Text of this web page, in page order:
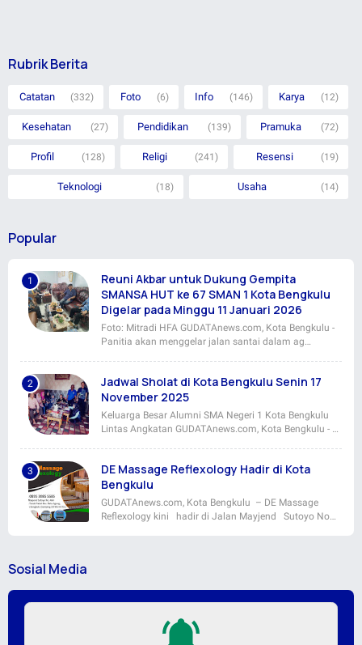
Rubrik Berita
Catatan (332) Foto (6) Info (146) Karya (12)
Kesehatan (27) Pendidikan (139) Pramuka (72)
Profil (128) Religi (241) Resensi (19)
Teknologi (18) Usaha (14)
Popular
Reuni Akbar untuk Dukung Gempita
SMANSA HUT ke 67 SMAN 1 Kota Bengkulu
Digelar pada Minggu 11 Januari 2026
Foto: Mitradi HFA GUDATAnews.com, Kota Bengkulu -
Panitia akan menggelar jalan santai dalam ag…
Jadwal Sholat di Kota Bengkulu Senin 17
November 2025
Keluarga Besar Alumni SMA Negeri 1 Kota Bengkulu
Lintas Angkatan GUDATAnews.com, Kota Bengkulu - …
DE Massage Reflexology Hadir di Kota
Bengkulu
GUDATAnews.com, Kota Bengkulu – DE Massage
Reflexology kini hadir di Jalan Mayjend Sutoyo No…
Sosial Media